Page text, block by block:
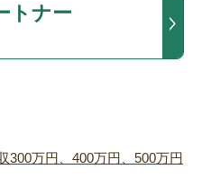
トナー
300万円、400万円、500万円